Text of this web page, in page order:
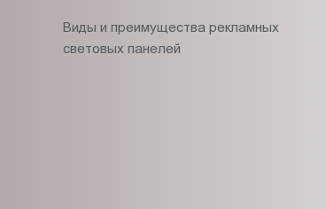
Виды и преимущества рекламных
световых панелей